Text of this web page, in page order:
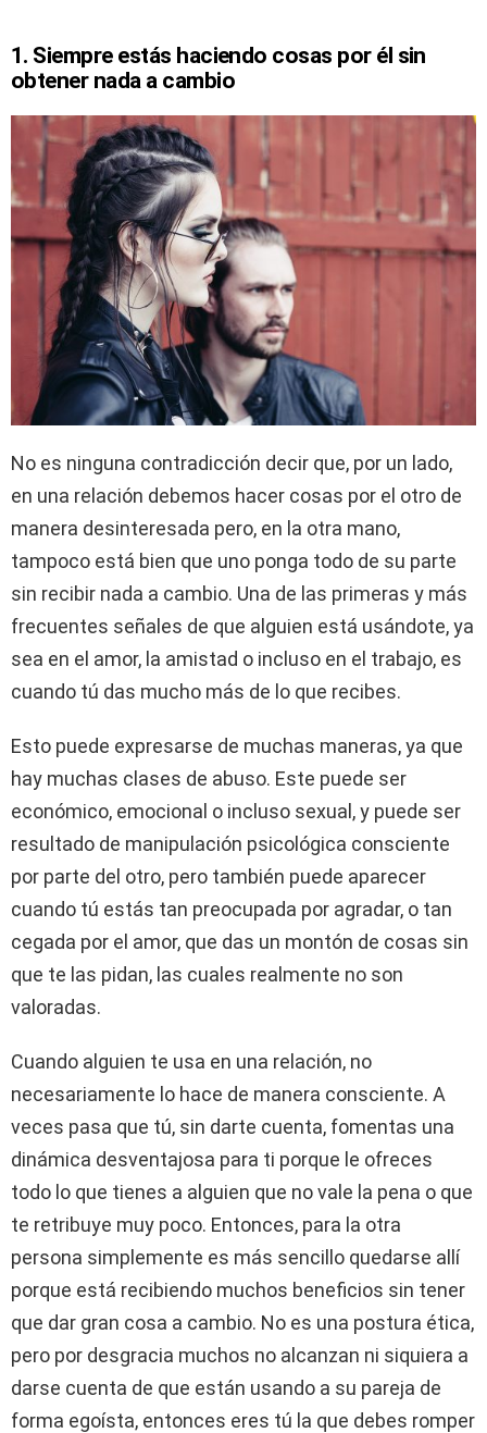
1. Siempre estás haciendo cosas por él sin
obtener nada a cambio
No es ninguna contradicción decir que, por un lado,
en una relación debemos hacer cosas por el otro de
manera desinteresada pero, en la otra mano,
tampoco está bien que uno ponga todo de su parte
sin recibir nada a cambio. Una de las primeras y más
frecuentes señales de que alguien está usándote, ya
sea en el amor, la amistad o incluso en el trabajo, es
cuando tú das mucho más de lo que recibes.
Esto puede expresarse de muchas maneras, ya que
hay muchas clases de abuso. Este puede ser
económico, emocional o incluso sexual, y puede ser
resultado de manipulación psicológica consciente
por parte del otro, pero también puede aparecer
cuando tú estás tan preocupada por agradar, o tan
cegada por el amor, que das un montón de cosas sin
que te las pidan, las cuales realmente no son
valoradas.
Cuando alguien te usa en una relación, no
necesariamente lo hace de manera consciente. A
veces pasa que tú, sin darte cuenta, fomentas una
dinámica desventajosa para ti porque le ofreces
todo lo que tienes a alguien que no vale la pena o que
te retribuye muy poco. Entonces, para la otra
persona simplemente es más sencillo quedarse allí
porque está recibiendo muchos beneficios sin tener
que dar gran cosa a cambio. No es una postura ética,
pero por desgracia muchos no alcanzan ni siquiera a
darse cuenta de que están usando a su pareja de
forma egoísta, entonces eres tú la que debes romper